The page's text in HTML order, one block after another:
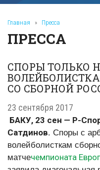
Главная » Пресса
ПРЕССА
СПОРЫ ТОЛЬКО
СО СБОРНОЙ
23 сентября 2017
БАКУ, 23 сен — Р-
Сатдинов. Споры с
волейболисткам
матчечемпионата